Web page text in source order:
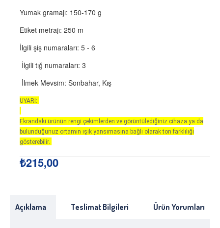
₺215,00
Yumak gramajı: 150-170 g
Etiket metrajı: 250 m
İlgili şiş numaraları: 5 - 6
İlgili tığ numaraları: 3
İlmek Mevsim: Sonbahar, Kış
UYARI:
Ekrandaki ürünün rengi çekimlerden ve görüntülediğiniz cihaza ya da
bulunduğunuz ortamın ışık yansımasına bağlı olarak ton farklılığı
gösterebilir.
Açıklama Teslimat Bilgileri Ürün Yorumları